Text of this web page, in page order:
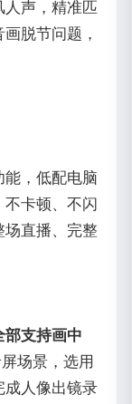
人声，精准匹
脱节问题，
，低配电脑
卡顿、不闪
场直播、完整
部支持画中
场景，选用
成人像出镜录